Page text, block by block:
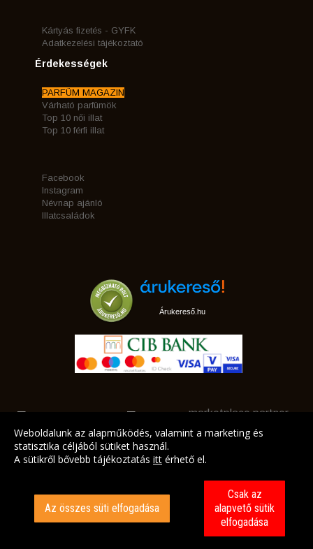
Kártyás fizetés - GYFK
Adatkezelési tájékoztató
Érdekességek
PARFÜM MAGAZIN
Várható parfümök
Top 10 női illat
Top 10 férfi illat
Facebook
Instagram
Névnap ajánló
Illatcsaládok
Árukereső.hu
marketplace partner
Weboldalunk az alapműködés, valamint a marketing és
statisztika céljából sütiket használ.
A sütikről bővebb tájékoztatás itt érhető el.
Az összes süti elfogadása
Csak az
alapvető sütik
elfogadása